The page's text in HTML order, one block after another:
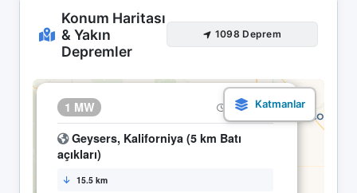
Konum Haritası
& Yakın
Depremler
1098 Deprem
1 MW 21.04 17:05
Geysers, Kaliforniya (5 km Batı
açıkları)
15.5 km
×